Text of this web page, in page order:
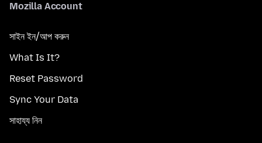
Mozilla Account
সাইন ইন/আপ করুন
What Is It?
Reset Password
Sync Your Data
সাহায্য নিন